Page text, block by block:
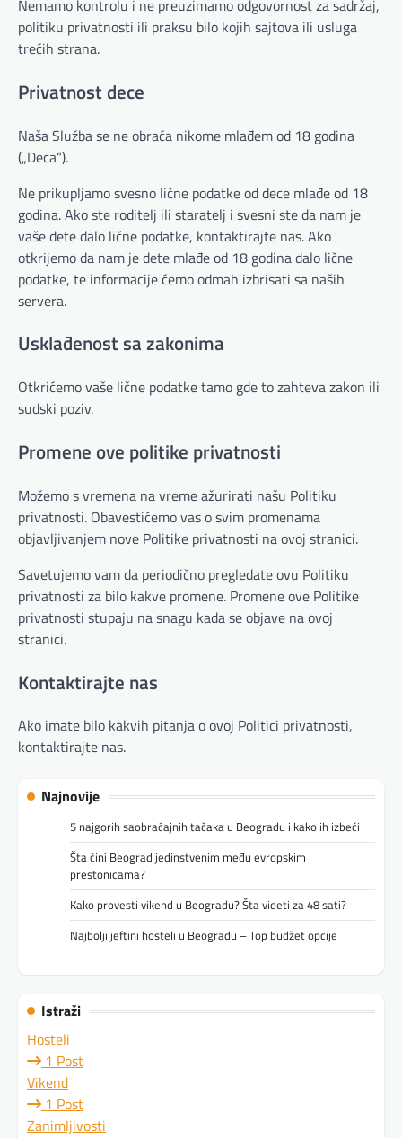
Nemamo kontrolu i ne preuzimamo odgovornost za sadržaj,
politiku privatnosti ili praksu bilo kojih sajtova ili usluga
trećih strana.
Privatnost dece
Naša Služba se ne obraća nikome mlađem od 18 godina
(„Deca“).
Ne prikupljamo svesno lične podatke od dece mlađe od 18
godina. Ako ste roditelj ili staratelj i svesni ste da nam je
vaše dete dalo lične podatke, kontaktirajte nas. Ako
otkrijemo da nam je dete mlađe od 18 godina dalo lične
podatke, te informacije ćemo odmah izbrisati sa naših
servera.
Usklađenost sa zakonima
Otkrićemo vaše lične podatke tamo gde to zahteva zakon ili
sudski poziv.
Promene ove politike privatnosti
Možemo s vremena na vreme ažurirati našu Politiku
privatnosti. Obavestićemo vas o svim promenama
objavljivanjem nove Politike privatnosti na ovoj stranici.
Savetujemo vam da periodično pregledate ovu Politiku
privatnosti za bilo kakve promene. Promene ove Politike
privatnosti stupaju na snagu kada se objave na ovoj
stranici.
Kontaktirajte nas
Ako imate bilo kakvih pitanja o ovoj Politici privatnosti,
kontaktirajte nas.
Najnovije
5 najgorih saobraćajnih tačaka u Beogradu i kako ih izbeći
Šta čini Beograd jedinstvenim među evropskim
prestonicama?
Kako provesti vikend u Beogradu? Šta videti za 48 sati?
Najbolji jeftini hosteli u Beogradu – Top budžet opcije
Istraži
Hosteli
1 Post
Vikend
1 Post
Zanimljivosti